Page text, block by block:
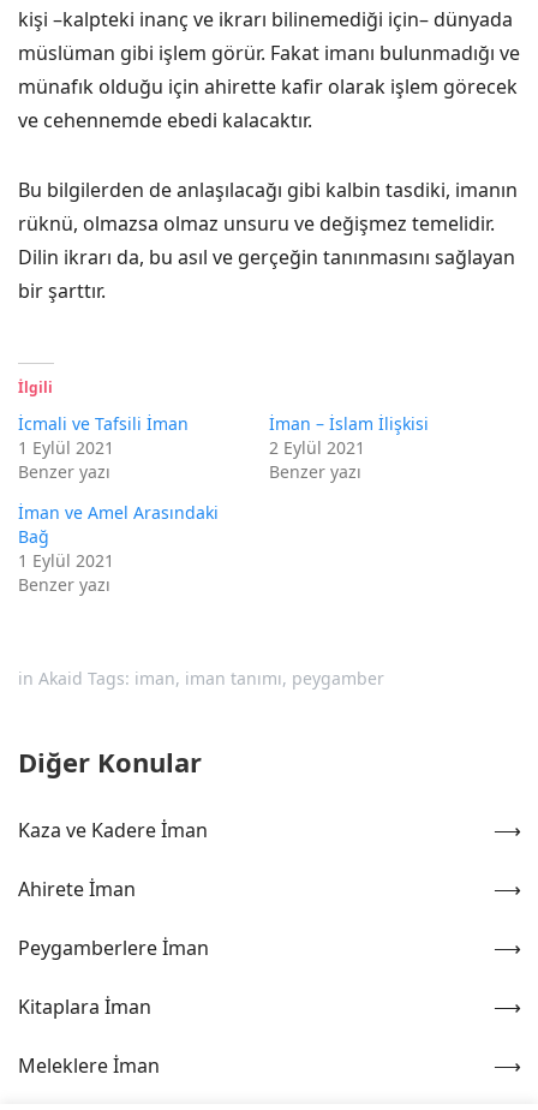
kişi –kalpteki inanç ve ikrarı bilinemediği için– dünyada
müslüman gibi işlem görür. Fakat imanı bulunmadığı ve
münafık olduğu için ahirette kafir olarak işlem görecek
ve cehennemde ebedi kalacaktır.
Bu bilgilerden de anlaşılacağı gibi kalbin tasdiki, imanın
rüknü, olmazsa olmaz unsuru ve değişmez temelidir.
Dilin ikrarı da, bu asıl ve gerçeğin tanınmasını sağlayan
bir şarttır.
İlgili
İcmali ve Tafsili İman
1 Eylül 2021
Benzer yazı
İman – İslam İlişkisi
2 Eylül 2021
Benzer yazı
İman ve Amel Arasındaki
Bağ
1 Eylül 2021
Benzer yazı
in Akaid Tags: iman, iman tanımı, peygamber
Diğer Konular
Kaza ve Kadere İman
Ahirete İman
Peygamberlere İman
Kitaplara İman
Meleklere İman